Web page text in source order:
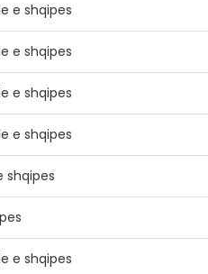
e shqipes
e shqipes
e shqipes
e shqipes
shqipes
e shqipes